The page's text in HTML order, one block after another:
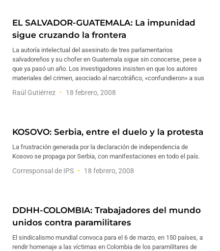
EL SALVADOR-GUATEMALA: La impunidad
sigue cruzando la frontera
La autoría intelectual del asesinato de tres parlamentarios
salvadoreños y su chofer en Guatemala sigue sin conocerse, pese a
que ya pasó un año. Los investigadores insisten en que los autores
materiales del crimen, asociado al narcotráfico, «confundieron» a sus
Raúl Gutiérrez 18 febrero, 2008
KOSOVO: Serbia, entre el duelo y la protesta
La frustración generada por la declaración de independencia de
Kosovo se propaga por Serbia, con manifestaciones en todo el país.
Corresponsal de IPS 18 febrero, 2008
DDHH-COLOMBIA: Trabajadores del mundo
unidos contra paramilitares
El sindicalismo mundial convoca para el 6 de marzo, en 150 países, a
rendir homenaje a las víctimas en Colombia de los paramilitares de